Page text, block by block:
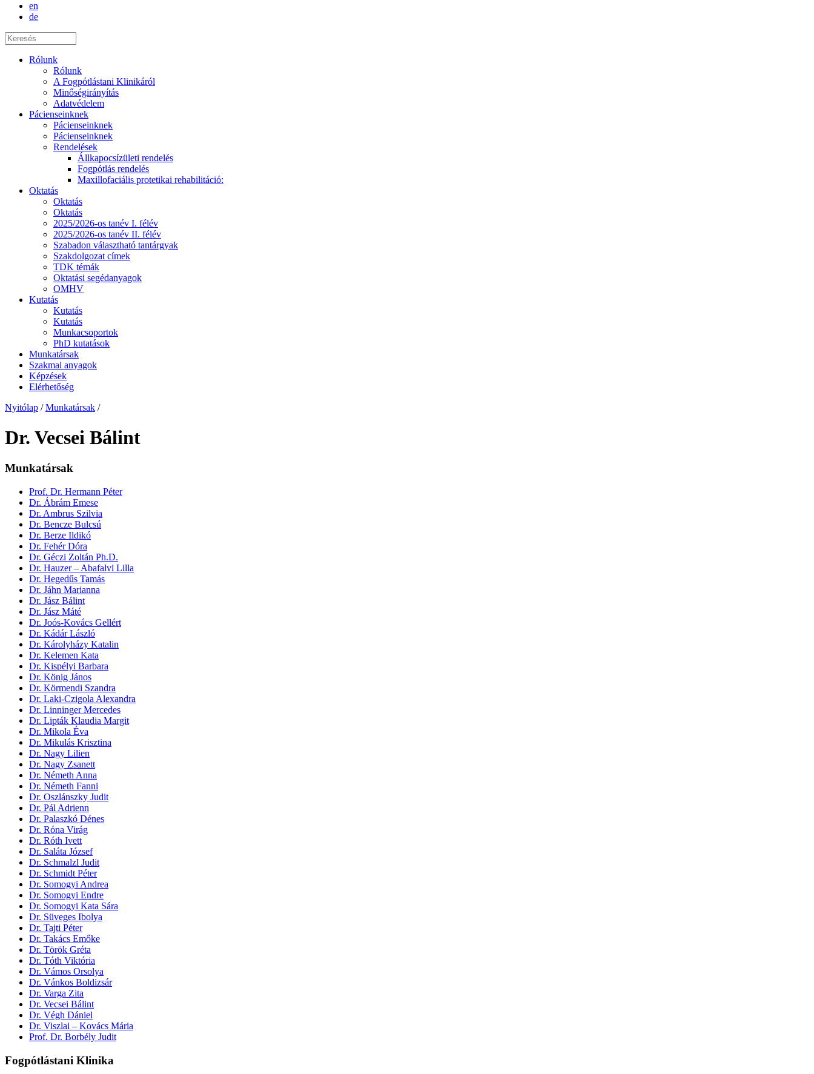
en
de
Rólunk
Rólunk
A Fogpótlástani Klinikáról
Minőségirányítás
Adatvédelem
Pácienseinknek
Pácienseinknek
Pácienseinknek
Rendelések
Állkapocsízületi rendelés
Fogpótlás rendelés
Maxillofaciális protetikai rehabilitáció:
Oktatás
Oktatás
Oktatás
2025/2026-os tanév I. félév
2025/2026-os tanév II. félév
Szabadon választható tantárgyak
Szakdolgozat címek
TDK témák
Oktatási segédanyagok
OMHV
Kutatás
Kutatás
Kutatás
Munkacsoportok
PhD kutatások
Munkatársak
Szakmai anyagok
Képzések
Elérhetőség
Nyitólap / Munkatársak /
Dr. Vecsei Bálint
Munkatársak
Prof. Dr. Hermann Péter
Dr. Ábrám Emese
Dr. Ambrus Szilvia
Dr. Bencze Bulcsú
Dr. Berze Ildikó
Dr. Fehér Dóra
Dr. Géczi Zoltán Ph.D.
Dr. Hauzer – Abafalvi Lilla
Dr. Hegedűs Tamás
Dr. Jáhn Marianna
Dr. Jász Bálint
Dr. Jász Máté
Dr. Joós-Kovács Gellért
Dr. Kádár László
Dr. Károlyházy Katalin
Dr. Kelemen Kata
Dr. Kispélyi Barbara
Dr. König János
Dr. Körmendi Szandra
Dr. Laki-Czigola Alexandra
Dr. Linninger Mercedes
Dr. Lipták Klaudia Margit
Dr. Mikola Éva
Dr. Mikulás Krisztina
Dr. Nagy Lilien
Dr. Nagy Zsanett
Dr. Németh Anna
Dr. Németh Fanni
Dr. Oszlánszky Judit
Dr. Pál Adrienn
Dr. Palaszkó Dénes
Dr. Róna Virág
Dr. Róth Ivett
Dr. Saláta József
Dr. Schmalzl Judit
Dr. Schmidt Péter
Dr. Somogyi Andrea
Dr. Somogyi Endre
Dr. Somogyi Kata Sára
Dr. Süveges Ibolya
Dr. Tajti Péter
Dr. Takács Emőke
Dr. Török Gréta
Dr. Tóth Viktória
Dr. Vámos Orsolya
Dr. Vánkos Boldizsár
Dr. Varga Zita
Dr. Vecsei Bálint
Dr. Végh Dániel
Dr. Viszlai – Kovács Mária
Prof. Dr. Borbély Judit
Fogpótlástani Klinika